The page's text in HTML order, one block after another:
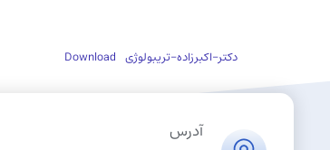
دکتر-اکبرزاده-تریبولوژی Download
آدرس